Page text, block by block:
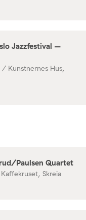
Jazzfestival –
/ Kunstnernes Hus,
Paulsen Quartet
Skreia